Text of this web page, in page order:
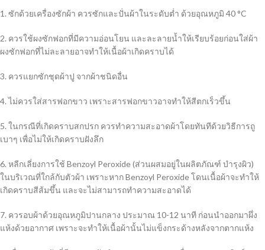
1. ซักด้วยเครื่องซักผ้า ควรซักและปั่นผ้าในระดับต่ำ ด้วยอุณหภูมิ 40 °C
2. ควรใช้ผงซักฟอกที่มีความอ่อนโยน และละลายน้ำให้เรียบร้อยก่อนใส่ผ้า
ผงซักฟอกที่ไม่ละลายอาจทำให้เนื้อผ้าเกิดคราบได้
3. ควรแยกซักชุดผ้าปู จากผ้าชนิดอื่น
4. ไม่ควรใส่สารฟอกขาว เพราะสารฟอกขาวอาจทำให้สีตกเร็วขึ้น
5. ในกรณีที่เกิดคราบสกปรก ควรทำความสะอาดผ้าโดยทันทีด้วยวิธีการถู
เบาๆ เพื่อไม่ให้เกิดคราบฝังลึก
6. หลีกเลี่ยงการใช้ Benzoyl Peroxide (ส่วนผสมอยู่ในผลิตภัณฑ์ บำรุงผิว)
ในบริเวณที่ใกล้กับตัวผ้า เพราะหาก Benzoyl Peroxide โดนเนื้อผ้าจะทำให้
เกิดคราบสีส้มขึ้น และจะไม่สามารถทำความสะอาดได้
7. ควรอบผ้าด้วยอุณหภูมิปานกลาง ประมาณ 10-12 นาที ก่อนนำออกมาผึ่ง
แห้งด้วยอากาศ เพราะจะทำให้เนื้อผ้านั้นไม่แข็งกระด้างหลังจากตากแห้ง